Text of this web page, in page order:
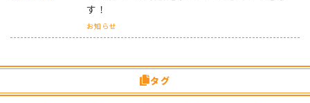
す！
お知らせ
タグ